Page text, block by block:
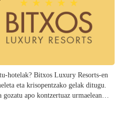
hotelak? Bitxos Luxury Resorts-en
eta krisopentzako gelak ditugu.
gozatu apo kontzertuaz urmaelean…